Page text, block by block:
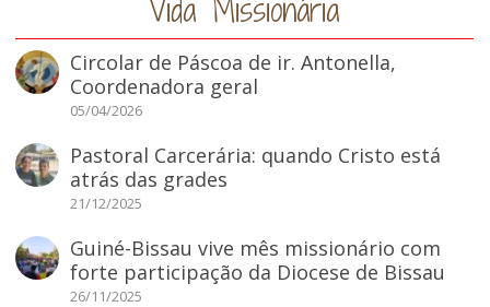
Vida Missionária
Circolar de Páscoa de ir. Antonella,
Coordenadora geral
05/04/2026
Pastoral Carcerária: quando Cristo está
atrás das grades
21/12/2025
Guiné-Bissau vive mês missionário com
forte participação da Diocese de Bissau
26/11/2025